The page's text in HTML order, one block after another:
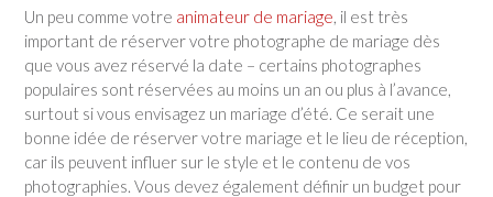
Un peu comme votre animateur de mariage, il est très
important de réserver votre photographe de mariage dès
que vous avez réservé la date – certains photographes
populaires sont réservées au moins un an ou plus à l’avance,
surtout si vous envisagez un mariage d’été. Ce serait une
bonne idée de réserver votre mariage et le lieu de réception,
car ils peuvent influer sur le style et le contenu de vos
photographies. Vous devez également définir un budget pour